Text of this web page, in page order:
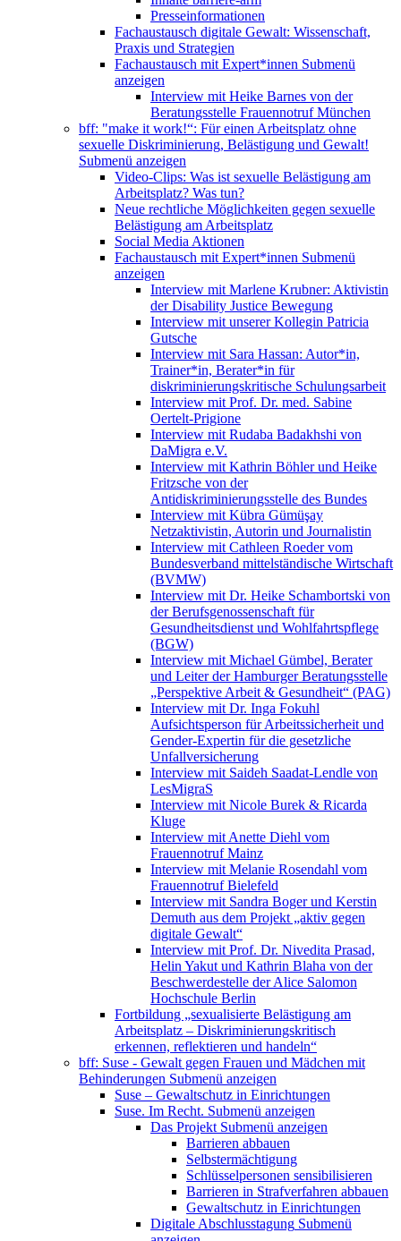
Presseinformationen
Fachaustausch digitale Gewalt: Wissenschaft,
Praxis und Strategien
Fachaustausch mit Expert*innen Submenü
anzeigen
Interview mit Heike Barnes von der
Beratungsstelle Frauennotruf München
bff: "make it work!“: Für einen Arbeitsplatz ohne
sexuelle Diskriminierung, Belästigung und Gewalt!
Submenü anzeigen
Video-Clips: Was ist sexuelle Belästigung am
Arbeitsplatz? Was tun?
Neue rechtliche Möglichkeiten gegen sexuelle
Belästigung am Arbeitsplatz
Social Media Aktionen
Fachaustausch mit Expert*innen Submenü
anzeigen
Interview mit Marlene Krubner: Aktivistin
der Disability Justice Bewegung
Interview mit unserer Kollegin Patricia
Gutsche
Interview mit Sara Hassan: Autor*in,
Trainer*in, Berater*in für
diskriminierungskritische Schulungsarbeit
Interview mit Prof. Dr. med. Sabine
Oertelt-Prigione
Interview mit Rudaba Badakhshi von
DaMigra e.V.
Interview mit Kathrin Böhler und Heike
Fritzsche von der
Antidiskriminierungsstelle des Bundes
Interview mit Kübra Gümüşay
Netzaktivistin, Autorin und Journalistin
Interview mit Cathleen Roeder vom
Bundesverband mittelständische Wirtschaft
(BVMW)
Interview mit Dr. Heike Schambortski von
der Berufsgenossenschaft für
Gesundheitsdienst und Wohlfahrtspflege
(BGW)
Interview mit Michael Gümbel, Berater
und Leiter der Hamburger Beratungsstelle
„Perspektive Arbeit & Gesundheit“ (PAG)
Interview mit Dr. Inga Fokuhl
Aufsichtsperson für Arbeitssicherheit und
Gender-Expertin für die gesetzliche
Unfallversicherung
Interview mit Saideh Saadat-Lendle von
LesMigraS
Interview mit Nicole Burek & Ricarda
Kluge
Interview mit Anette Diehl vom
Frauennotruf Mainz
Interview mit Melanie Rosendahl vom
Frauennotruf Bielefeld
Interview mit Sandra Boger und Kerstin
Demuth aus dem Projekt „aktiv gegen
digitale Gewalt“
Interview mit Prof. Dr. Nivedita Prasad,
Helin Yakut und Kathrin Blaha von der
Beschwerdestelle der Alice Salomon
Hochschule Berlin
Fortbildung „sexualisierte Belästigung am
Arbeitsplatz – Diskriminierungskritisch
erkennen, reflektieren und handeln“
bff: Suse - Gewalt gegen Frauen und Mädchen mit
Behinderungen Submenü anzeigen
Suse – Gewaltschutz in Einrichtungen
Suse. Im Recht. Submenü anzeigen
Das Projekt Submenü anzeigen
Barrieren abbauen
Selbstermächtigung
Schlüsselpersonen sensibilisieren
Barrieren in Strafverfahren abbauen
Gewaltschutz in Einrichtungen
Digitale Abschlusstagung Submenü